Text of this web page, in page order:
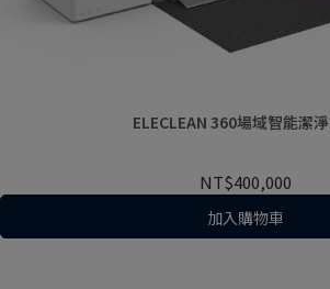
ELECLEAN 360場域智能潔
NT$400,000
加入購物車